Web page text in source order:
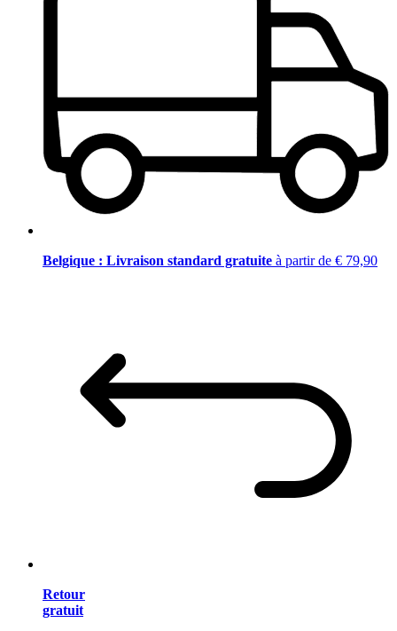
Belgique : Livraison standard gratuite à partir de € 79,90
Retour
gratuit